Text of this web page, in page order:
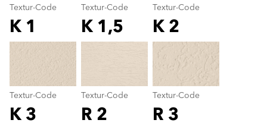
Textur-Code
K 1
Textur-Code
K 1,5
Textur-Code
K 2
Textur-Code
K 3
Textur-Code
R 2
Textur-Code
R 3
Textur-Code
color_name